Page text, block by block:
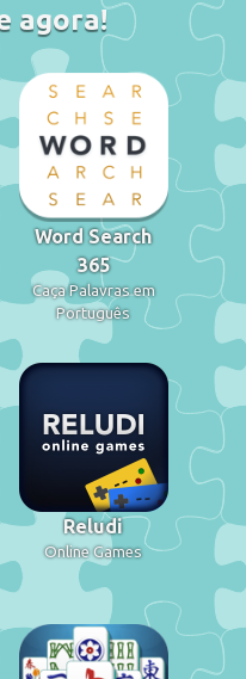
agora!
Word Search
365
Caça Palavras em
Português
Reludi
Online Games